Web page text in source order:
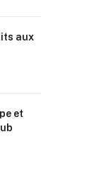
aux
et